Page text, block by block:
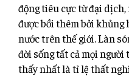
động tiêu cực từ đại dịch,
được bồi thêm bởi
nước trên thế giới. Làn
đời sống tất cả mọi
thấy nhất là tỉ lệ thất